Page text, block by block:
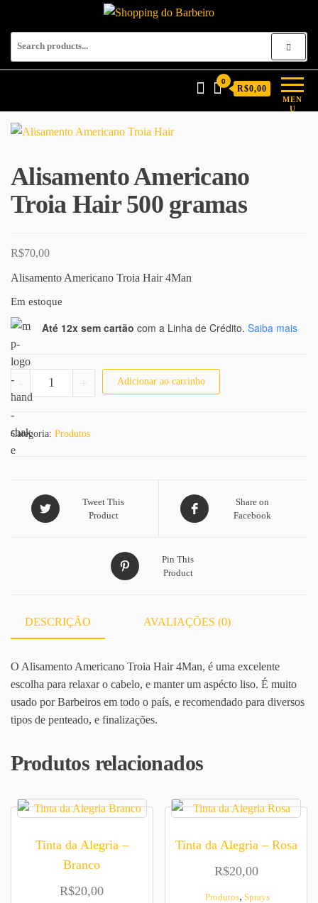
Shopping do Barbeiro
MEN
U
0
R$0,00
Alisamento Americano
Troia Hair 500 gramas
R$70,00
Alisamento Americano Troia Hair 4Man
Em estoque
Até 12x sem cartão com a Linha de Crédito. Saiba mais
- Alisamento Americano Troia Hair 500 gramas quantidade
Adicionar ao carrinho
Categoria: Produtos
Tweet This
Product
Share on
Facebook
Pin This
Product
DESCRIÇÃO AVALIAÇÕES (0)
O Alisamento Americano Troia Hair 4Man, é uma excelente
escolha para relaxar o cabelo, e manter um aspécto liso. É muito
usado por Barbeiros em todo o país, e recomendado para diversos
tipos de penteado, e finalizações.
Produtos relacionados
Tinta da Alegria –
Branco
R$20,00
Tinta da Alegria – Rosa
R$20,00
Produtos, Sprays